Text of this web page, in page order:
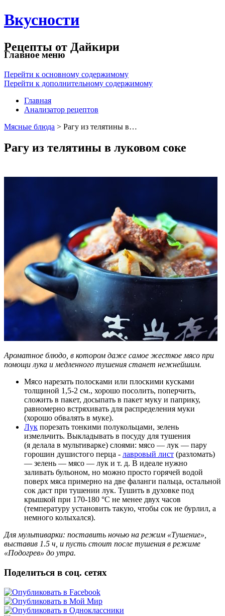
Вкусности
Рецепты от Дайкири
Главное меню
Перейти к основному содержимому
Перейти к дополнительному содержимому
Главная
Анализатор рецептов
Мясные блюда > Рагу из телятины в…
Рагу из телятины в луковом соке
Ароматное блюдо, в котором даже самое жесткое мясо при
помощи лука и медленного тушения станет нежнейшим.
Мясо нарезать полосками или плоскими кусками
толщиной 1,5-2 см., хорошо посолить, поперчить,
сложить в пакет, досыпать в пакет муку и паприку,
равномерно встряхивать для распределения муки
(хорошо обвалять в муке).
Лук порезать тонкими полукольцами, зелень
измельчить. Выкладывать в посуду для тушения
(я делала в мультиварке) слоями: мясо — лук — пару
горошин душистого перца - лавровый лист (разломать)
— зелень — мясо — лук и т. д. В идеале нужно
заливать бульоном, но можно просто горячей водой
поверх мяса примерно на две фаланги пальца, остальной
сок даст при тушении лук. Тушить в духовке под
крышкой при 170-180 °С не менее двух часов
(температуру установить такую, чтобы сок не бурлил, а
немного колыхался).
Для мультиварки: поставить ночью на режим «Тушение»,
выставив 1.5 ч, и пусть стоит после тушения в режиме
«Подогрев» до утра.
Поделиться в соц. сетях